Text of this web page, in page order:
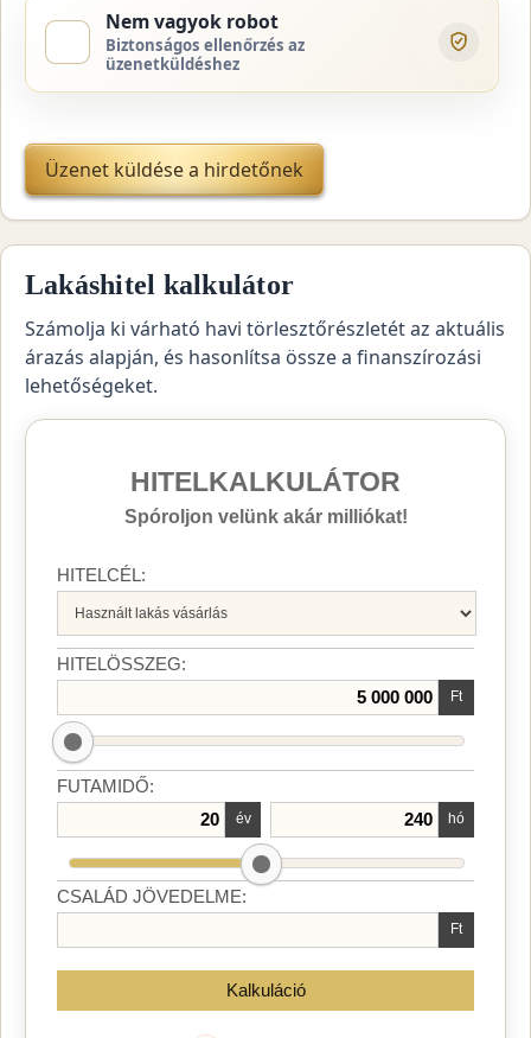
Nem vagyok robot
Biztonságos ellenőrzés az
üzenetküldéshez
Üzenet küldése a hirdetőnek
Lakáshitel kalkulátor
Számolja ki várható havi törlesztőrészletét az aktuális
árazás alapján, és hasonlítsa össze a finanszírozási
lehetőségeket.